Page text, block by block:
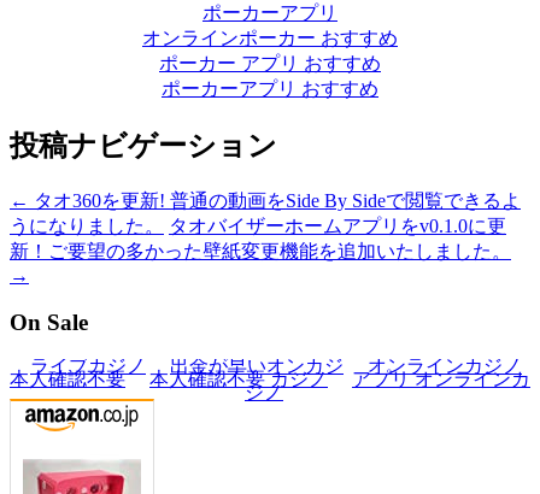
ポーカーアプリ
オンラインポーカー おすすめ
ポーカー アプリ おすすめ
ポーカーアプリ おすすめ
投稿ナビゲーション
← タオ360を更新! 普通の動画をSide By Sideで閲覧できるよ
うになりました。
タオバイザーホームアプリをv0.1.0に更
新！ご要望の多かった壁紙変更機能を追加いたしました。
→
On Sale